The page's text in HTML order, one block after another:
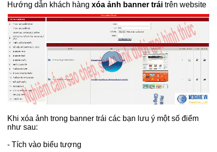
Hướng dẫn khách hàng xóa ảnh banner trái trên website
Khi xóa ảnh trong banner trái các bạn lưu ý một số điểm
như sau:
- Tích vào biểu tượng